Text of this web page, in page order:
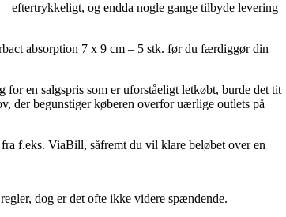
eftertrykkeligt, og endda nogle gange tilbyde levering
absorption 7 x 9 cm – 5 stk. før du færdiggør din
en salgspris som er uforståeligt letkøbt, burde det tit
der begunstiger køberen overfor uærlige outlets på
f.eks. ViaBill, såfremt du vil klare beløbet over en
dog er det ofte ikke videre spændende.